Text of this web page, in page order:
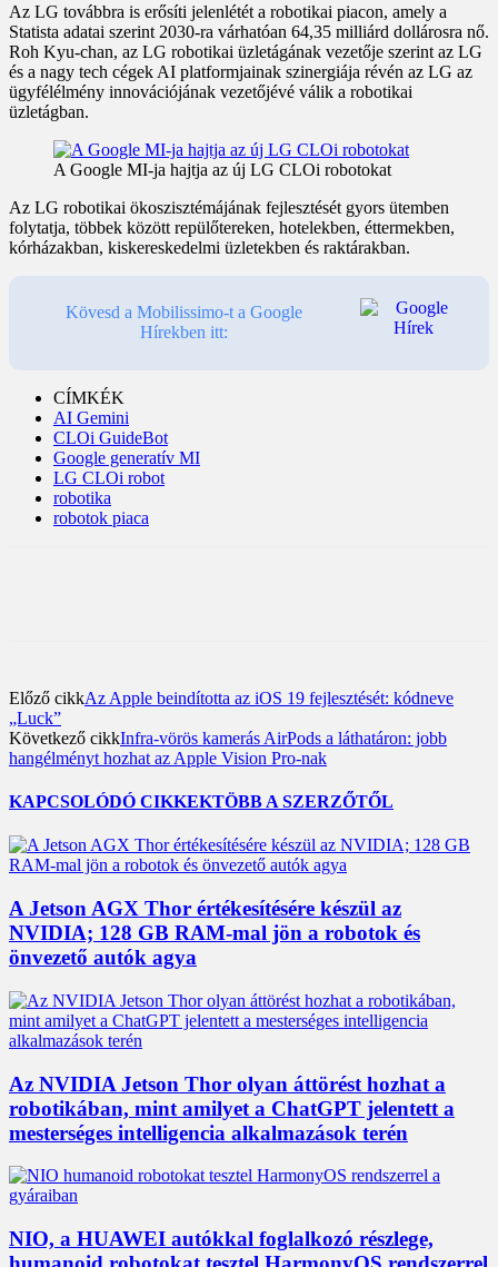
Az LG továbbra is erősíti jelenlétét a robotikai piacon, amely a
Statista adatai szerint 2030-ra várhatóan 64,35 milliárd dollárosra nő.
Roh Kyu-chan, az LG robotikai üzletágának vezetője szerint az LG
és a nagy tech cégek AI platformjainak szinergiája révén az LG az
ügyfélélmény innovációjának vezetőjévé válik a robotikai
üzletágban.
A Google MI-ja hajtja az új LG CLOi robotokat
Az LG robotikai ökoszisztémájának fejlesztését gyors ütemben
folytatja, többek között repülőtereken, hotelekben, éttermekben,
kórházakban, kiskereskedelmi üzletekben és raktárakban.
Kövesd a Mobilissimo-t a Google
Hírekben itt:
CÍMKÉK
AI Gemini
CLOi GuideBot
Google generatív MI
LG CLOi robot
robotika
robotok piaca
Előző cikkAz Apple beindította az iOS 19 fejlesztését: kódneve
„Luck”
Következő cikkInfra-vörös kamerás AirPods a láthatáron: jobb
hangélményt hozhat az Apple Vision Pro-nak
KAPCSOLÓDÓ CIKKEKTÖBB A SZERZŐTŐL
A Jetson AGX Thor értékesítésére készül az
NVIDIA; 128 GB RAM-mal jön a robotok és
önvezető autók agya
Az NVIDIA Jetson Thor olyan áttörést hozhat a
robotikában, mint amilyet a ChatGPT jelentett a
mesterséges intelligencia alkalmazások terén
NIO, a HUAWEI autókkal foglalkozó részlege,